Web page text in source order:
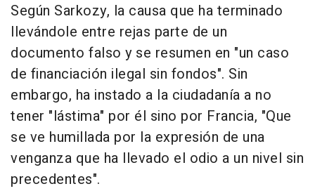
Según Sarkozy, la causa que ha terminado
llevándole entre rejas parte de un
documento falso y se resumen en "un caso
de financiación ilegal sin fondos". Sin
embargo, ha instado a la ciudadanía a no
tener "lástima" por él sino por Francia, "Que
se ve humillada por la expresión de una
venganza que ha llevado el odio a un nivel sin
precedentes".